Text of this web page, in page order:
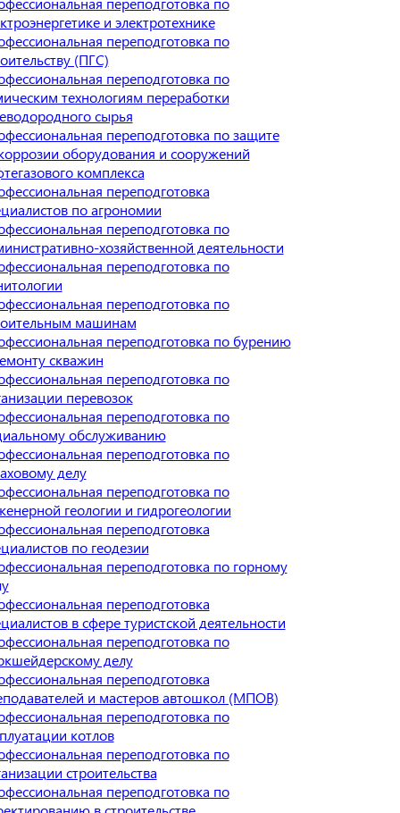
и электротехнике
переподготовка по
(ПГС)
переподготовка по
технологиям переработки
сырья
переподготовка по защите
оборудования и сооружений
комплекса
переподготовка
по агрономии
переподготовка по
хозяйственной деятельности
переподготовка по
переподготовка по
машинам
переподготовка по бурению
скважин
переподготовка по
перевозок
переподготовка по
обслуживанию
переподготовка по
делу
переподготовка по
геологии и гидрогеологии
переподготовка
по геодезии
переподготовка по горному
переподготовка
в сфере туристской деятельности
переподготовка по
делу
переподготовка
и мастеров автошкол (МПОВ)
переподготовка по
котлов
переподготовка по
строительства
переподготовка по